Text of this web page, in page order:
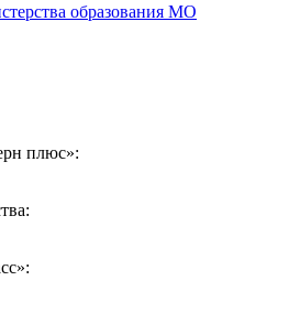
образования МО
плюс»: